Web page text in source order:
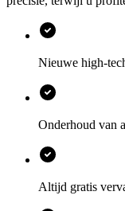
Nieuwe high-
Onderhoud van
Altijd gratis